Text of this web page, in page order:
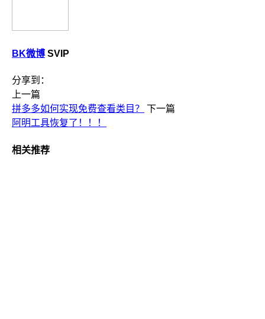
BK微博 SVIP
分享到：
上一篇
拼多多如何实现免费查看类目？
下一篇
阿明工具恢复了！！！
相关推荐